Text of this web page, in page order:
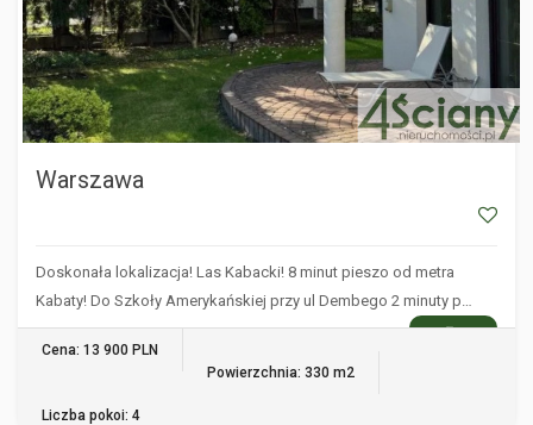
Warszawa
Doskonała lokalizacja! Las Kabacki! 8 minut pieszo od metra
Kabaty! Do Szkoły Amerykańskiej przy ul Dembego 2 minuty p…
WIĘCEJ
Cena: 13 900 PLN
Powierzchnia: 330 m2
Liczba pokoi: 4